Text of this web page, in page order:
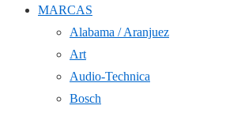
MARCAS
Alabama / Aranjuez
Art
Audio-Technica
Bosch